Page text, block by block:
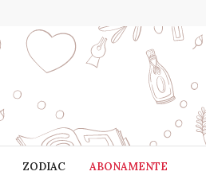
ZODIAC ABONAMENTE